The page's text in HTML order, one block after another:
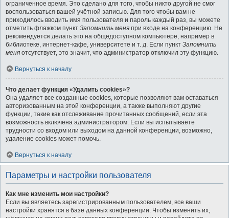
ограниченное время. Это сделано для того, чтобы никто другой не смог
воспользоваться вашей учётной записью. Для того чтобы вам не
приходилось вводить имя пользователя и пароль каждый раз, вы можете
отметить флажком пункт Запомнить меня при входе на конференцию. Не
рекомендуется делать это на общедоступном компьютере, например в
библиотеке, интернет-кафе, университете и т. д. Если пункт Запомнить
меня отсутствует, это значит, что администратор отключил эту функцию.
Вернуться к началу
Что делает функция «Удалить cookies»?
Она удаляет все созданные cookies, которые позволяют вам оставаться
авторизованным на этой конференции, а также выполняют другие
функции, такие как отслеживание прочитанных сообщений, если эта
возможность включена администратором. Если вы испытываете
трудности со входом или выходом на данной конференции, возможно,
удаление cookies может помочь.
Вернуться к началу
Параметры и настройки пользователя
Как мне изменить мои настройки?
Если вы являетесь зарегистрированным пользователем, все ваши
настройки хранятся в базе данных конференции. Чтобы изменить их,